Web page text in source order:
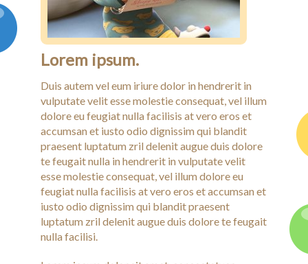
Lorem ipsum.
Duis autem vel eum iriure dolor in hendrerit in
vulputate velit esse molestie consequat, vel illum
dolore eu feugiat nulla facilisis at vero eros et
accumsan et iusto odio dignissim qui blandit
praesent luptatum zril delenit augue duis dolore
te feugait nulla in hendrerit in vulputate velit
esse molestie consequat, vel illum dolore eu
feugiat nulla facilisis at vero eros et accumsan et
iusto odio dignissim qui blandit praesent
luptatum zril delenit augue duis dolore te feugait
nulla facilisi.